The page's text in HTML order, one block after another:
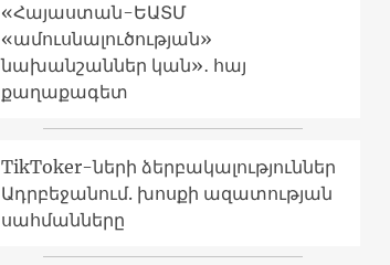
«Հայաստան-ԵԱՏՄ
«ամուսնալուծության»
նախանշաններ կան»․ հայ
քաղաքագետ
TikToker-ների ձերբակալություններ
Ադրբեջանում. խոսքի ազատության
սահմանները